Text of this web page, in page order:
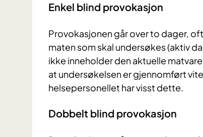
Enkel blind provokasjon
Provokasjonen går over to dager,
maten som skal undersøkes (aktiv
ikke inneholder den aktuelle
at undersøkelsen er gjennomført
helsepersonellet har visst dette.
Dobbelt blind provokasjon